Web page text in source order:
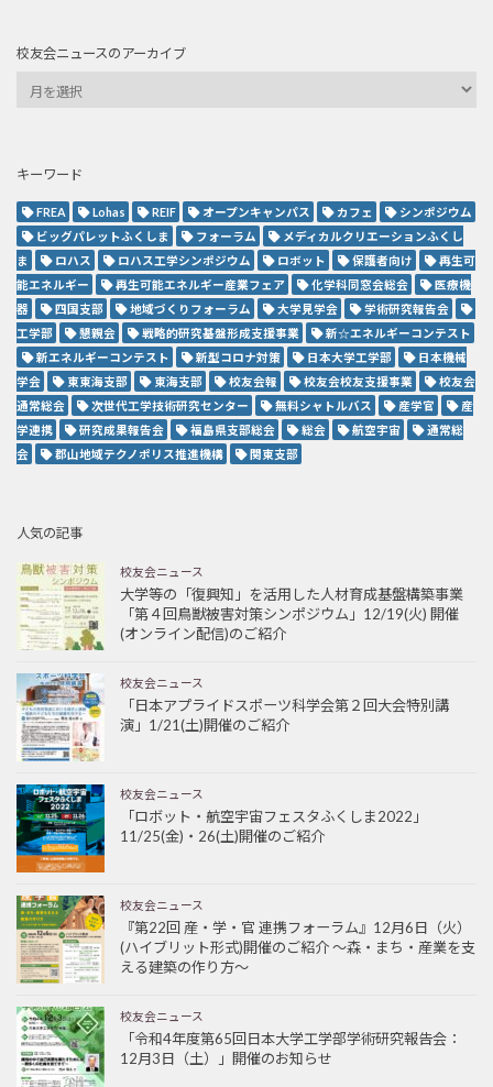
校友会ニュースのアーカイブ
キーワード
FREA Lohas REIF オープンキャンパス カフェ
シンポジウム
ビッグパレットふくしま
フォーラム
メディカルクリエーションふくし
ま
ロハス ロハス工学シンポジウム ロボット 保護者向け
再生可
能エネルギー
再生可能エネルギー産業フェア 化学科同窓会総会
医療機
器
四国支部 地域づくりフォーラム 大学見学会
学術研究報告会
工学部
懇親会 戦略的研究基盤形成支援事業
新☆エネルギーコンテスト
新エネルギーコンテスト
新型コロナ対策 日本大学工学部
日本機械
学会
東東海支部 東海支部 校友会報 校友会校友支援事業
校友会
通常総会
次世代工学技術研究センター 無料シャトルバス 産学官
産
学連携
研究成果報告会 福島県支部総会 総会 航空宇宙
通常総
会
郡山地域テクノポリス推進機構 関東支部
人気の記事
校友会ニュース
大学等の「復興知」を活用した人材育成基盤構築事業
「第４回鳥獣被害対策シンポジウム」12/19(火) 開催
(オンライン配信)のご紹介
校友会ニュース
「日本アプライドスポーツ科学会第２回大会特別講
演」1/21(土)開催のご紹介
校友会ニュース
「ロボット・航空宇宙フェスタふくしま2022」
11/25(金)・26(土)開催のご紹介
校友会ニュース
『第22回 産・学・官 連携フォーラム』12月6日（火）
(ハイブリット形式)開催のご紹介 ～森・まち・産業を支
える建築の作り方～
校友会ニュース
「令和4年度第65回日本大学工学部学術研究報告会：
12月3日（土）」開催のお知らせ